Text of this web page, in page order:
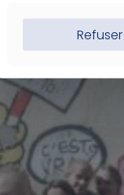
Refuser